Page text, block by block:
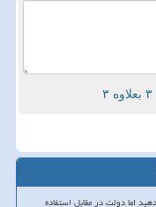
اما دولت در مقابل استفاده